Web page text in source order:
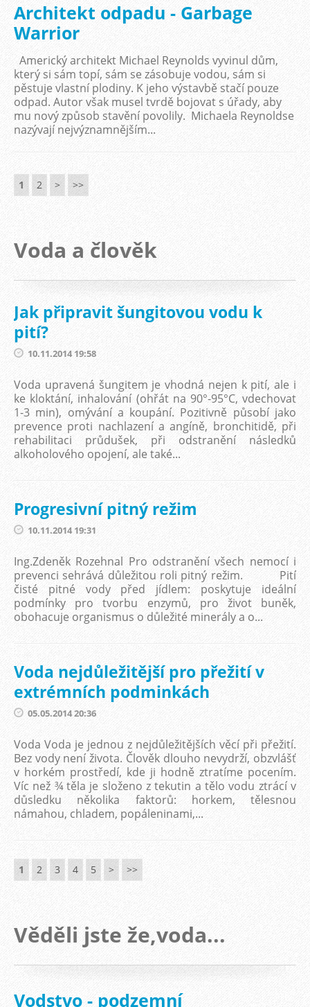
Architekt odpadu - Garbage
Warrior
Americký architekt Michael Reynolds vyvinul dům,
který si sám topí, sám se zásobuje vodou, sám si
pěstuje vlastní plodiny. K jeho výstavbě stačí pouze
odpad. Autor však musel tvrdě bojovat s úřady, aby
mu nový způsob stavění povolily. Michaela Reynoldse
nazývají nejvýznamnějším...
1 2 > >>
Voda a člověk
Jak připravit šungitovou vodu k
pití?
10.11.2014 19:58
Voda upravená šungitem je vhodná nejen k pití, ale i
ke kloktání, inhalování (ohřát na 90°-95°C, vdechovat
1-3 min), omývání a koupání. Pozitivně působí jako
prevence proti nachlazení a angíně, bronchitidě, při
rehabilitaci průdušek, při odstranění následků
alkoholového opojení, ale také...
Progresivní pitný režim
10.11.2014 19:31
Ing.Zdeněk Rozehnal Pro odstranění všech nemocí i
prevenci sehrává důležitou roli pitný režim. Pití
čisté pitné vody před jídlem: poskytuje ideální
podmínky pro tvorbu enzymů, pro život buněk,
obohacuje organismus o důležité minerály a o...
Voda nejdůležitější pro přežití v
extrémních podminkách
05.05.2014 20:36
Voda Voda je jednou z nejdůležitějších věcí při přežití.
Bez vody není života. Člověk dlouho nevydrží, obzvlášť
v horkém prostředí, kde ji hodně ztratíme pocením.
Víc než ¾ těla je složeno z tekutin a tělo vodu ztrácí v
důsledku několika faktorů: horkem, tělesnou
námahou, chladem, popáleninami,...
1 2 3 4 5 > >>
Věděli jste že,voda...
Vodstvo - podzemní